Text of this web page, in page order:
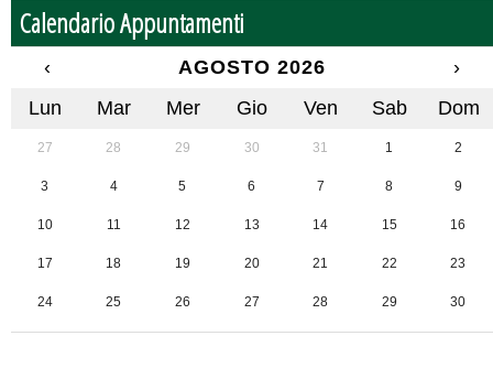
Calendario Appuntamenti
‹ AGOSTO 2026
›
Lun
Mar Mer Gio Ven Sab Dom
27 28 29 30 31 1 2
3 4 5 6 7 8 9
10 11 12 13 14 15 16
17 18 19 20 21 22 23
24 25 26 27 28 29 30